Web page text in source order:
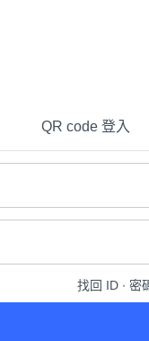
QR code 登入
找回 ID ∙ 密